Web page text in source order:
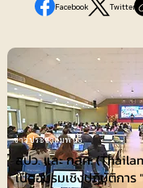
Facebook Twitter
ข่าวประชาสัมพันธ์
สปว. และ กสศ.
เปิดอบรมเชิงปฏิบัติการ